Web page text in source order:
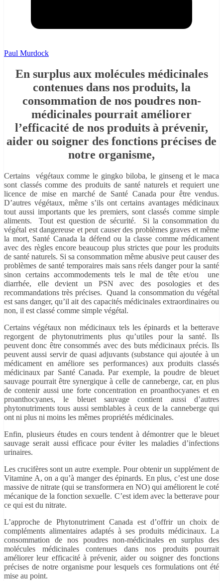
Paul Murdock
En surplus aux molécules médicinales
contenues dans nos produits, la
consommation de nos poudres non-
médicinales pourrait améliorer
l’efficacité de nos produits à prévenir,
aider ou soigner des fonctions précises de
notre organisme,
Certains végétaux comme le gingko biloba, le ginseng et le maca
sont classés comme des produits de santé naturels et requiert une
licence de mise en marché de Santé Canada pour être vendus.
D’autres végétaux, même s’ils ont certains avantages médicinaux
tout aussi importants que les premiers, sont classés comme simple
aliments. Tout est question de sécurité. Si la consommation du
végétal est dangereuse et peut causer des problèmes graves et même
la mort, Santé Canada la défend ou la classe comme médicament
avec des règles encore beaucoup plus strictes que pour les produits
de santé naturels. Si sa consommation même abusive peut causer des
problèmes de santé temporaires mais sans réels danger pour la santé
sinon certains accommodements tels le mal de tête et/ou une
diarrhée, elle devient un PSN avec des posologies et des
recommandations très précises. Quand la consommation du végétal
est sans danger, qu’il ait des capacités médicinales extraordinaires ou
non, il est classé comme simple végétal.
Certains végétaux non médicinaux tels les épinards et la betterave
regorgent de phytonutriments plus qu’utiles pour la santé. Ils
peuvent donc être consommés avec des buts médicinaux précis. Ils
peuvent aussi servir de quasi adjuvants (substance qui ajoutée à un
médicament en améliore ses performances) aux produits classés
médicinaux par Santé Canada. Par exemple, la poudre de bleuet
sauvage pourrait être synergique à celle de canneberge, car, en plus
de contenir aussi une forte concentration en proanthocyanes et en
proanthocyanes, le bleuet sauvage contient aussi d’autres
phytonutriments tous aussi semblables à ceux de la canneberge qui
ont ni plus ni moins les mêmes propriétés médicinales.
Enfin, plusieurs études en cours tendent à démontrer que le bleuet
sauvage serait aussi efficace pour éviter les maladies d’infections
urinaires.
Les crucifères sont un autre exemple. Pour obtenir un supplément de
Vitamine A, on a qu’à manger des épinards. En plus, c’est une dose
massive de nitrate (qui se transformera en NO) qui améliorent le coté
mécanique de la fonction sexuelle. C’est idem avec la betterave pour
ce qui est du nitrate.
L’approche de Phytonutriment Canada est d’offrir un choix de
compléments alimentaires adaptés à ses produits médicinaux. La
consommation de nos poudres non-médicinales en surplus des
molécules médicinales contenues dans nos produits pourrait
améliorer leur efficacité à prévenir, aider ou soigner des fonctions
précises de notre organisme pour lesquels ces formulations ont été
mise au point.